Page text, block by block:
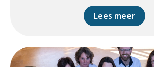
Lees meer